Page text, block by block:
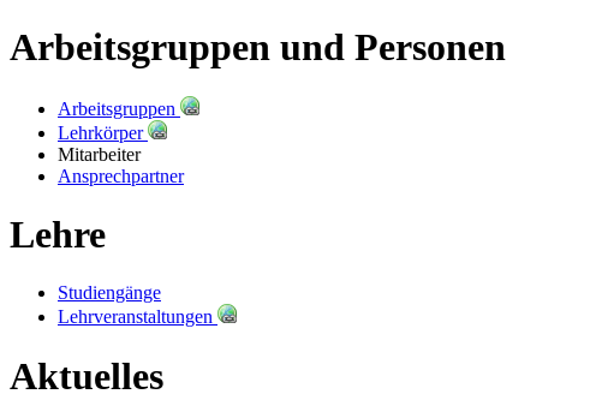
Arbeitsgruppen und Personen
Arbeitsgruppen
Lehrkörper
Mitarbeiter
Ansprechpartner
Lehre
Studiengänge
Lehrveranstaltungen
Aktuelles